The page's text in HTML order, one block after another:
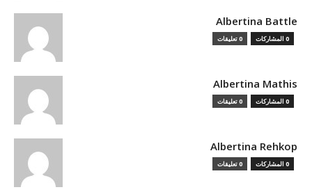
Albertina Battle
0 المشاركات 0 تعليقات
Albertina Mathis
0 المشاركات 0 تعليقات
Albertina Rehkop
0 المشاركات 0 تعليقات